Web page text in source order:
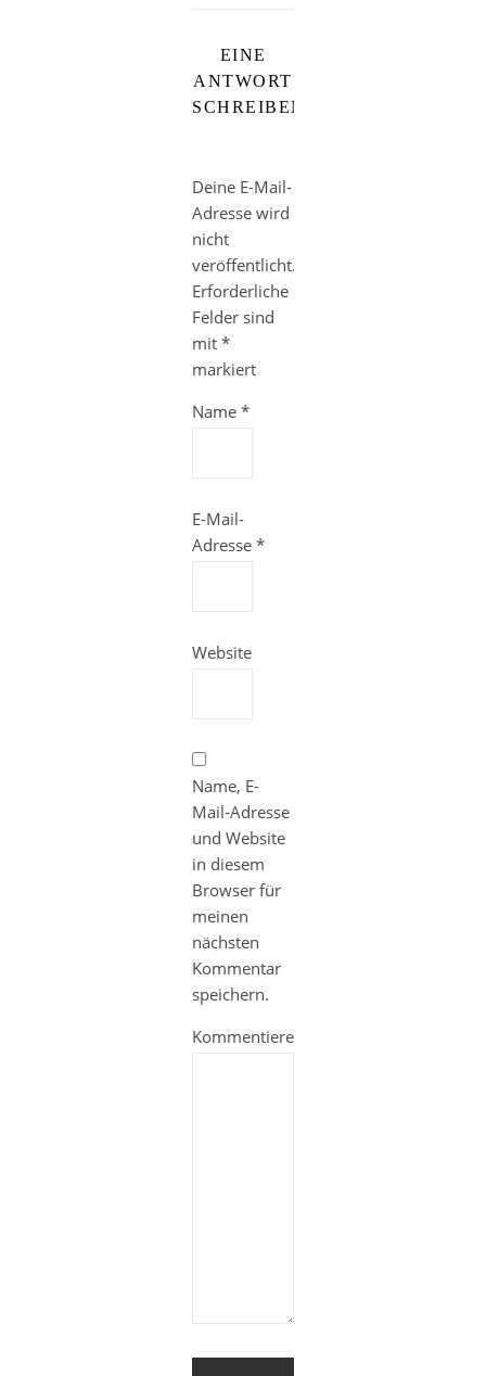
EINE
ANTWORT
SCHREIBEN
Deine E-Mail-
Adresse wird
nicht
veröffentlicht.
Erforderliche
Felder sind
mit *
markiert
Name *
E-Mail-
Adresse *
Website
Name, E-
Mail-Adresse
und Website
in diesem
Browser für
meinen
nächsten
Kommentar
speichern.
Kommentieren